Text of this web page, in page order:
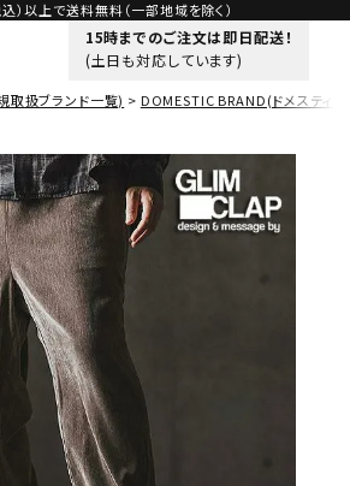
）以上で送料無料（一部地域を除く）
15時までのご注文は即日配送！
(土日も対応しています)
取扱ブランド一覧) DOMESTIC BRAND(ドメスティッ